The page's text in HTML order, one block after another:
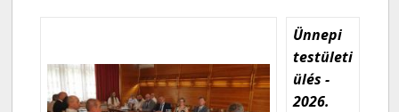
Ünnepi
testületi
ülés -
2026.